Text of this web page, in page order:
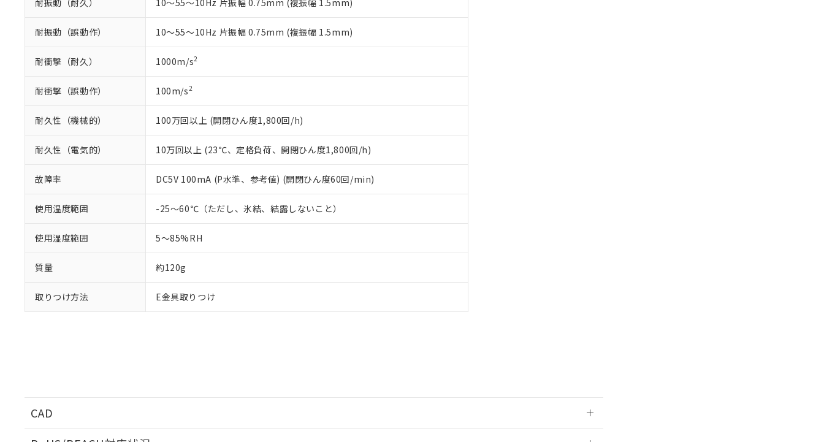
耐振動（耐久） 10～55～10Hz 片振幅 0.75mm (複振幅 1.5mm)
耐振動（誤動作） 10～55～10Hz 片振幅 0.75mm (複振幅 1.5mm)
耐衝撃（耐久） 1000m/s2
耐衝撃（誤動作） 100m/s2
耐久性（機械的） 100万回以上 (開閉ひん度1,800回/h)
耐久性（電気的） 10万回以上 (23℃、定格負荷、開閉ひん度1,800回/h)
故障率 DC5V 100mA (P水準、参考値) (開閉ひん度60回/min)
使用温度範囲 -25～60℃（ただし、氷結、結露しないこと）
使用湿度範囲 5～85%RH
質量 約120g
取りつけ方法 E金具取りつけ
CAD
り割愛しております。